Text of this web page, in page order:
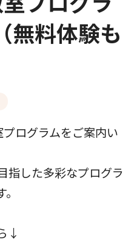
無料体験も
ログラムをご案内い
指した多彩なプログラ
↓